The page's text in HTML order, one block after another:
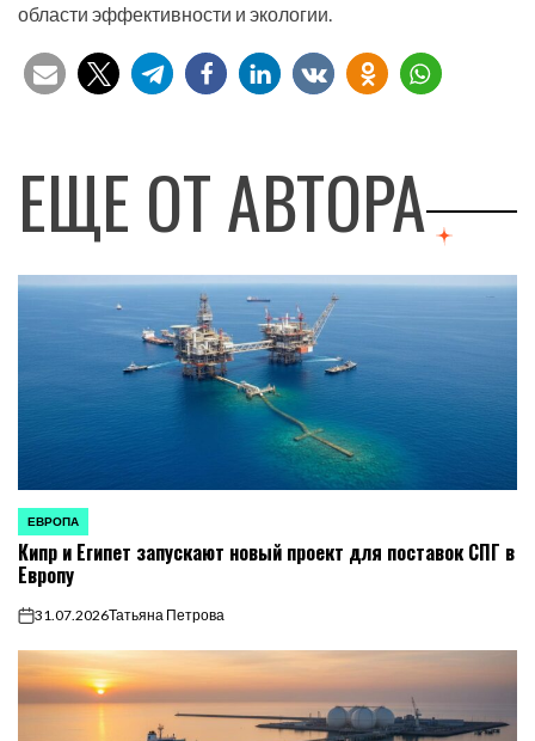
области эффективности и экологии.
ЕЩЕ ОТ АВТОРА
ОПУБЛИКОВАНО
В
ЕВРОПА
Кипр и Египет запускают новый проект для поставок СПГ в
Европу
on31.07.2026Татьяна Петрова